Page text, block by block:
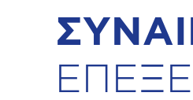
Section